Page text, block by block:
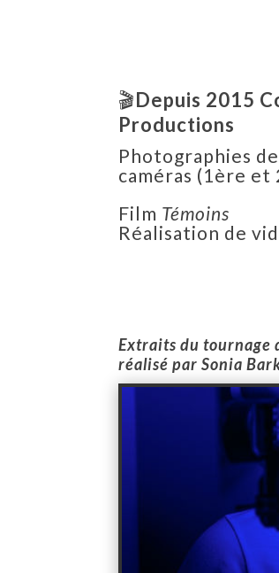
🎬Depuis 2015
Productions
Photographies
caméras (1ère et
Film Témoins
Réalisation de
Extraits du tournage
réalisé par Sonia